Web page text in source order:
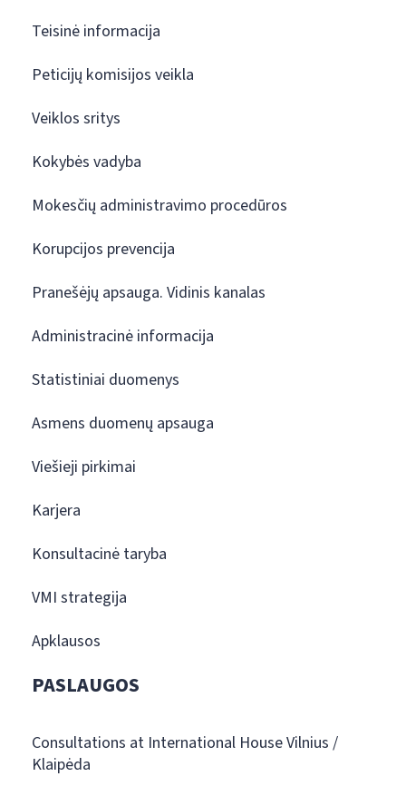
Teisinė informacija
Peticijų komisijos veikla
Veiklos sritys
Kokybės vadyba
Mokesčių administravimo procedūros
Korupcijos prevencija
Pranešėjų apsauga. Vidinis kanalas
Administracinė informacija
Statistiniai duomenys
Asmens duomenų apsauga
Viešieji pirkimai
Karjera
Konsultacinė taryba
VMI strategija
Apklausos
PASLAUGOS
Consultations at International House Vilnius /
Klaipėda